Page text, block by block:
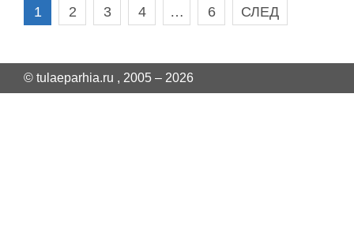
1 2 3 4 … 6 СЛЕД
© tulaeparhia.ru , 2005 – 2026